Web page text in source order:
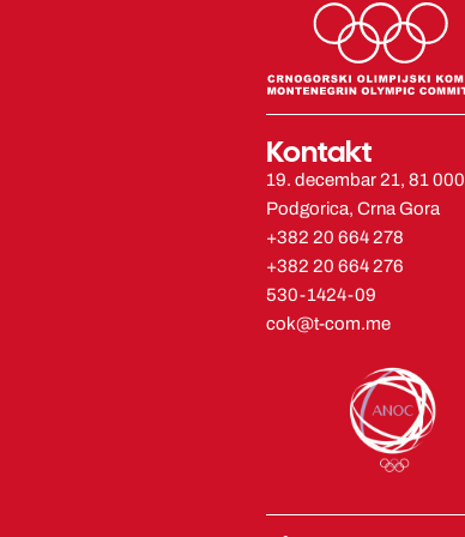
Kontakt
19. decembar 21, 81 000
Podgorica, Crna Gora
+382 20 664 278
+382 20 664 276
530-1424-09
cok@t-com.me